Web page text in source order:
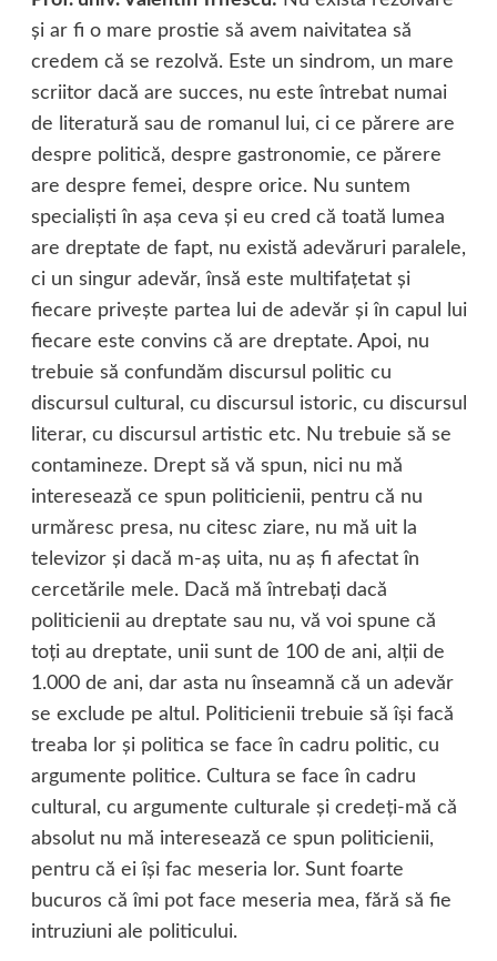
şi ar fi o mare prostie să avem naivitatea să
credem că se rezolvă. Este un sindrom, un mare
scriitor dacă are succes, nu este întrebat numai
de literatură sau de romanul lui, ci ce părere are
despre politică, despre gastronomie, ce părere
are despre femei, despre orice. Nu suntem
specialişti în aşa ceva şi eu cred că toată lumea
are dreptate de fapt, nu există adevăruri paralele,
ci un singur adevăr, însă este multifaţetat şi
fiecare priveşte partea lui de adevăr şi în capul lui
fiecare este convins că are dreptate. Apoi, nu
trebuie să confundăm discursul politic cu
discursul cultural, cu discursul istoric, cu discursul
literar, cu discursul artistic etc. Nu trebuie să se
contamineze. Drept să vă spun, nici nu mă
interesează ce spun politicienii, pentru că nu
urmăresc presa, nu citesc ziare, nu mă uit la
televizor şi dacă m-aş uita, nu aş fi afectat în
cercetările mele. Dacă mă întrebaţi dacă
politicienii au dreptate sau nu, vă voi spune că
toţi au dreptate, unii sunt de 100 de ani, alţii de
1.000 de ani, dar asta nu înseamnă că un adevăr
se exclude pe altul. Politicienii trebuie să îşi facă
treaba lor şi politica se face în cadru politic, cu
argumente politice. Cultura se face în cadru
cultural, cu argumente culturale şi credeţi-mă că
absolut nu mă interesează ce spun politicienii,
pentru că ei îşi fac meseria lor. Sunt foarte
bucuros că îmi pot face meseria mea, fără să fie
intruziuni ale politicului.